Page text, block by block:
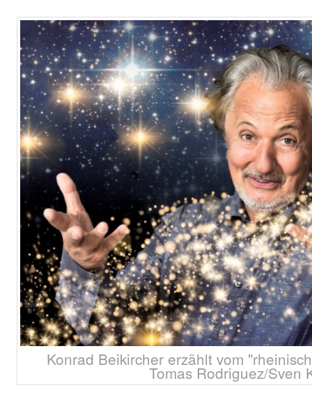
Konrad Beikircher erzählt vom
Tomas Rodriguez/Sven